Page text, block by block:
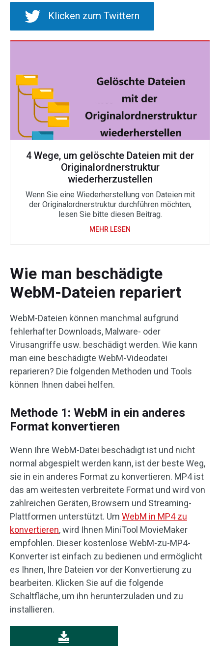
Klicken zum Twittern
4 Wege, um gelöschte Dateien mit der
Originalordnerstruktur
wiederherzustellen
Wenn Sie eine Wiederherstellung von Dateien mit
der Originalordnerstruktur durchführen möchten,
lesen Sie bitte diesen Beitrag.
MEHR LESEN
Wie man beschädigte
WebM-Dateien repariert
WebM-Dateien können manchmal aufgrund
fehlerhafter Downloads, Malware- oder
Virusangriffe usw. beschädigt werden. Wie kann
man eine beschädigte WebM-Videodatei
reparieren? Die folgenden Methoden und Tools
können Ihnen dabei helfen.
Methode 1: WebM in ein anderes
Format konvertieren
Wenn Ihre WebM-Datei beschädigt ist und nicht
normal abgespielt werden kann, ist der beste Weg,
sie in ein anderes Format zu konvertieren. MP4 ist
das am weitesten verbreitete Format und wird von
zahlreichen Geräten, Browsern und Streaming-
Plattformen unterstützt. Um WebM in MP4 zu
konvertieren, wird Ihnen MiniTool MovieMaker
empfohlen. Dieser kostenlose WebM-zu-MP4-
Konverter ist einfach zu bedienen und ermöglicht
es Ihnen, Ihre Dateien vor der Konvertierung zu
bearbeiten. Klicken Sie auf die folgende
Schaltfläche, um ihn herunterzuladen und zu
installieren.